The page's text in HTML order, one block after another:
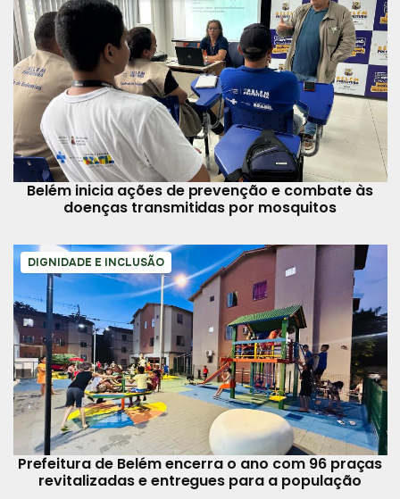
Belém inicia ações de prevenção e combate às
doenças transmitidas por mosquitos
DIGNIDADE E INCLUSÃO
Prefeitura de Belém encerra o ano com 96 praças
revitalizadas e entregues para a população